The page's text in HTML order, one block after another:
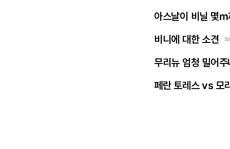
아스날이 비닐 몇
비니에 대한 소견
무리뉴 엄청 밀어
페란 토레스 vs 모